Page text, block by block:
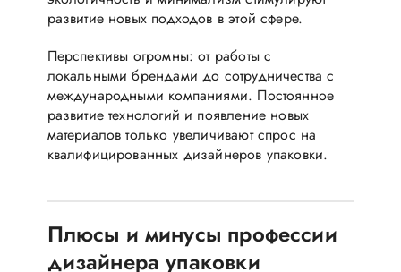
развитие новых подходов в этой сфере.
Перспективы огромны: от работы с
локальными брендами до сотрудничества с
международными компаниями. Постоянное
развитие технологий и появление новых
материалов только увеличивают спрос на
квалифицированных дизайнеров упаковки.
Плюсы и минусы профессии
дизайнера упаковки